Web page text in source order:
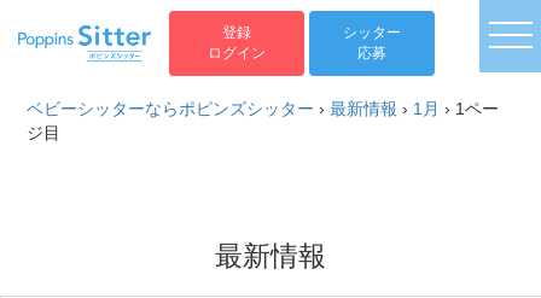
登録
ログイン
シッター
応募
ベビーシッターならポピンズシッター ›最新情報 › 1月 › 1ペー
ジ目
最新情報